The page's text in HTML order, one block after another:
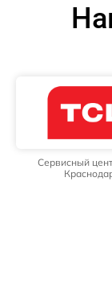
Сервисный